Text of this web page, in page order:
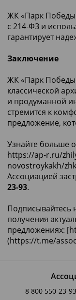
ЖК «Парк
с 214-ФЗ и
гарантирует
Заключение
ЖК «Парк
классической
и продуманной
стремится к
предложение,
Узнайте больше
https://ap-r.ru/
novostroykakh/
Ассоциацией
23-93.
Подписывайтесь
получения
предложениях: [
(https://t.me/
8 800 550-23-93